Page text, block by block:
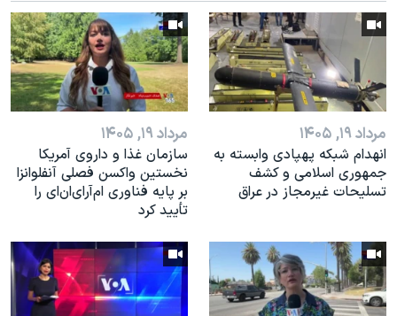
نرگس محمدی برنده جایزه نوبل صلح
همایش محافظه‌کاران آمریکا «سی‌پک»
صفحه‌های ویژه
سفر پرزیدنت ترامپ به چینمرداد ۱۹, ۱۴۰۵
انهدام شبکه پهپادی وابسته به
جمهوری اسلامی و کشف
تسلیحات غیرمجاز در عراق
مرداد ۱۹, ۱۴۰۵
سازمان غذا و داروی آمریکا
نخستین واکسن فصلی آنفلوانزا
بر پایه فناوری ام‌آر‌ای‌ان‌ای را
تأیید کرد